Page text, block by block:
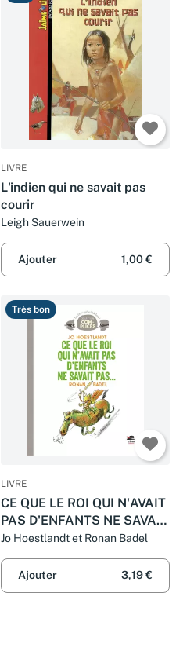
LIVRE
L'indien qui ne savait pas
courir
Leigh Sauerwein
Ajouter 1,00 €
Très bon
LIVRE
CE QUE LE ROI QUI N'AVAIT
PAS D'ENFANTS NE SAVAIT
PAS...
Jo Hoestlandt et Ronan Badel
Ajouter 3,19 €